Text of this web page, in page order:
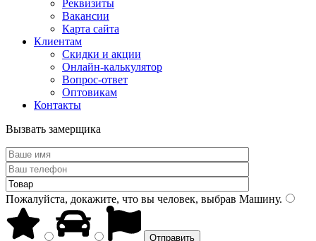
Реквизиты
Вакансии
Карта сайта
Клиентам
Скидки и акции
Онлайн-калькулятор
Вопрос-ответ
Оптовикам
Контакты
Вызвать замерщика
Пожалуйста, докажите, что вы человек, выбрав Машину.